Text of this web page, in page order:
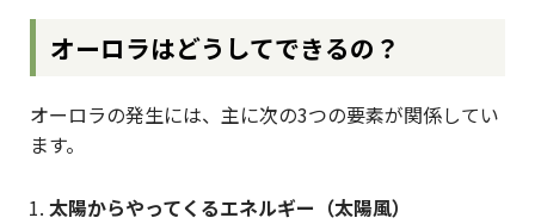
オーロラはどうしてできるの？
オーロラの発生には、主に次の3つの要素が関係してい
ます。
太陽からやってくるエネルギー（太陽風）